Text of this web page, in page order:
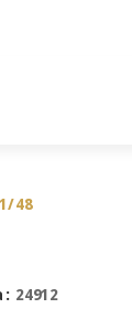
48
: 24912